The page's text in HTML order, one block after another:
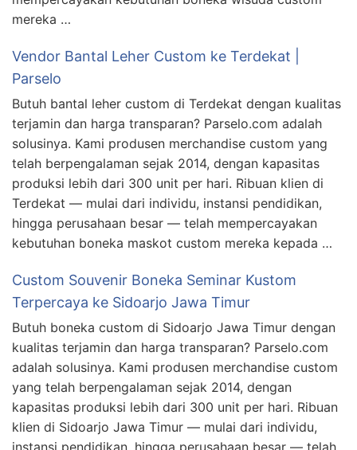
mereka …
Vendor Bantal Leher Custom ke Terdekat |
Parselo
Butuh bantal leher custom di Terdekat dengan kualitas
terjamin dan harga transparan? Parselo.com adalah
solusinya. Kami produsen merchandise custom yang
telah berpengalaman sejak 2014, dengan kapasitas
produksi lebih dari 300 unit per hari. Ribuan klien di
Terdekat — mulai dari individu, instansi pendidikan,
hingga perusahaan besar — telah mempercayakan
kebutuhan boneka maskot custom mereka kepada …
Custom Souvenir Boneka Seminar Kustom
Terpercaya ke Sidoarjo Jawa Timur
Butuh boneka custom di Sidoarjo Jawa Timur dengan
kualitas terjamin dan harga transparan? Parselo.com
adalah solusinya. Kami produsen merchandise custom
yang telah berpengalaman sejak 2014, dengan
kapasitas produksi lebih dari 300 unit per hari. Ribuan
klien di Sidoarjo Jawa Timur — mulai dari individu,